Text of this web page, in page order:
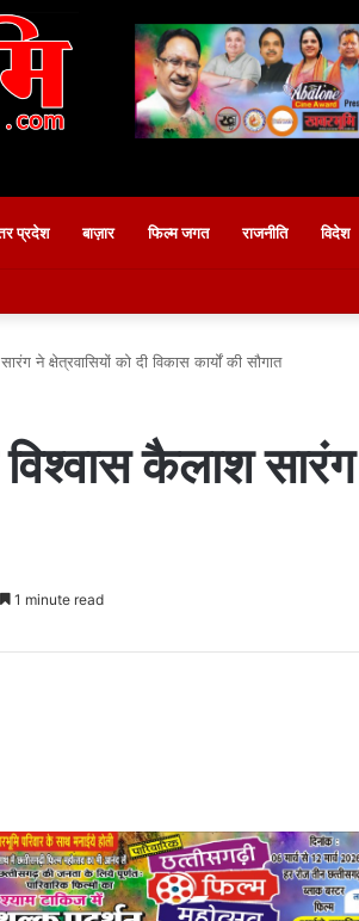
प्रदेश बाज़ार फिल्म जगत राजनीति विदेश
ने क्षेत्रवासियों को दी विकास कार्यों की सौगात
विश्वास कैलाश
1 minute read